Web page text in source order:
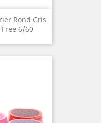
Rond Gris
6/60